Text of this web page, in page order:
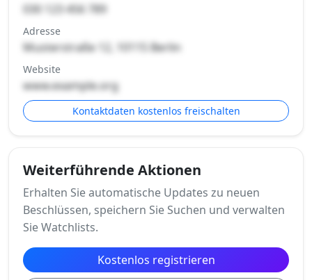
030 123 456 789
Adresse
Musterstraße 12, 10115 Berlin
Website
www.example.org
Kontaktdaten kostenlos freischalten
Weiterführende Aktionen
Erhalten Sie automatische Updates zu neuen
Beschlüssen, speichern Sie Suchen und verwalten
Sie Watchlists.
Kostenlos registrieren